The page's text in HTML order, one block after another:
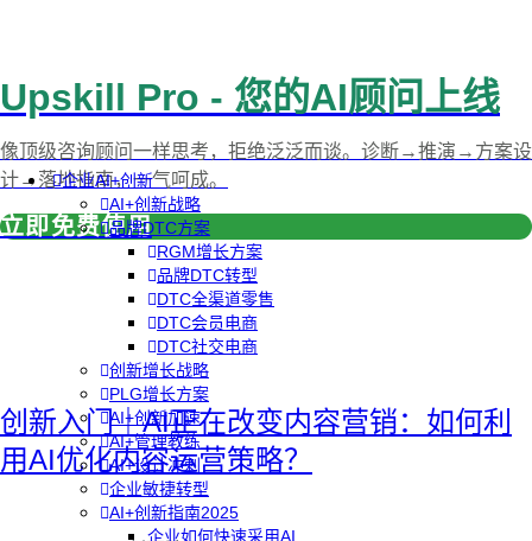
企业AI+创新
AI+创新战略
品牌DTC方案
RGM增长方案
品牌DTC转型
DTC全渠道零售
DTC会员电商
DTC社交电商
创新增长战略
PLG增长方案
AI+创新加速
AI+管理教练
AI+设计冲刺
企业敏捷转型
AI+创新指南2025
企业如何快速采用AI
Upskill Pro - 您的AI顾问上线
像顶级咨询顾问一样思考，拒绝泛泛而谈。诊断→推演→方案设
计→落地指南，一气呵成。
立即免费使用
创新入门｜AI正在改变内容营销：如何利
用AI优化内容运营策略？